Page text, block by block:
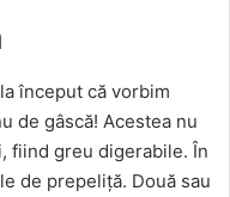
început că vorbim
de gâscă! Acestea nu
fiind greu digerabile. În
de prepeliță. Două sau